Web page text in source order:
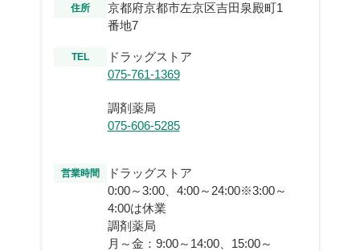
住所
京都府京都市左京区吉田泉殿町1
番地7
TEL
ドラッグストア
075-761-1369
調剤薬局
075-606-5285
営業時間
ドラッグストア
0:00～3:00、4:00～24:00※3:00～
4:00は休業
調剤薬局
月～金：9:00～14:00、15:00～